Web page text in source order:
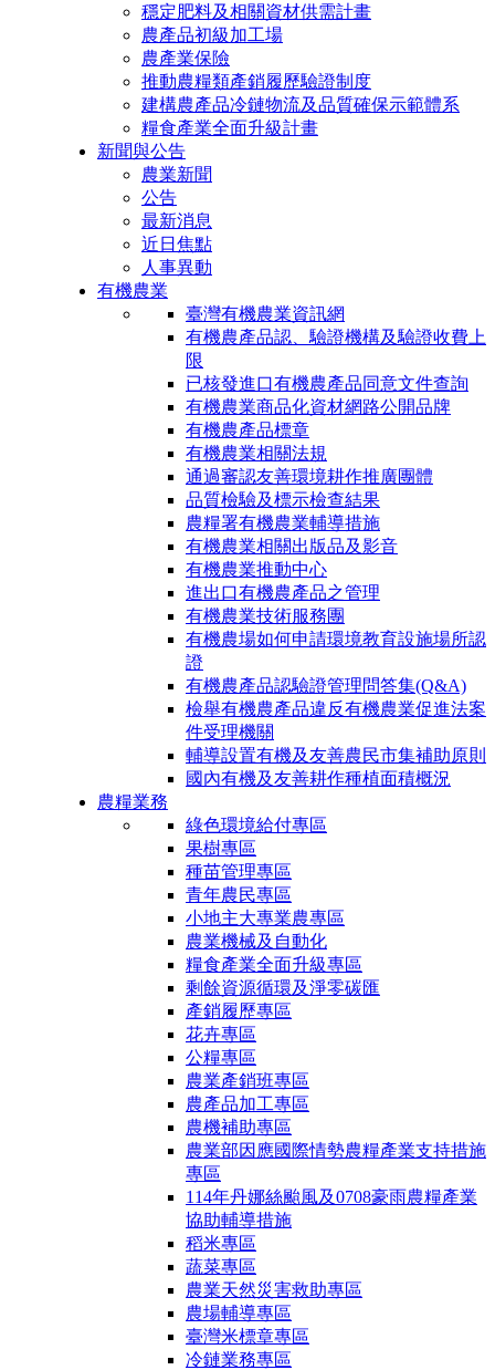
穩定肥料及相關資材供需計畫
農產品初級加工場
農產業保險
推動農糧類產銷履歷驗證制度
建構農產品冷鏈物流及品質確保示範體系
糧食產業全面升級計畫
新聞與公告
農業新聞
公告
最新消息
近日焦點
人事異動
有機農業
臺灣有機農業資訊網
有機農產品認、驗證機構及驗證收費上
限
已核發進口有機農產品同意文件查詢
有機農業商品化資材網路公開品牌
有機農產品標章
有機農業相關法規
通過審認友善環境耕作推廣團體
品質檢驗及標示檢查結果
農糧署有機農業輔導措施
有機農業相關出版品及影音
有機農業推動中心
進出口有機農產品之管理
有機農業技術服務團
有機農場如何申請環境教育設施場所認
證
有機農產品認驗證管理問答集(Q&A)
檢舉有機農產品違反有機農業促進法案
件受理機關
輔導設置有機及友善農民市集補助原則
國內有機及友善耕作種植面積概況
農糧業務
綠色環境給付專區
果樹專區
種苗管理專區
青年農民專區
小地主大專業農專區
農業機械及自動化
糧食產業全面升級專區
剩餘資源循環及淨零碳匯
產銷履歷專區
花卉專區
公糧專區
農業產銷班專區
農產品加工專區
農機補助專區
農業部因應國際情勢農糧產業支持措施
專區
114年丹娜絲颱風及0708豪雨農糧產業
協助輔導措施
稻米專區
蔬菜專區
農業天然災害救助專區
農場輔導專區
臺灣米標章專區
冷鏈業務專區